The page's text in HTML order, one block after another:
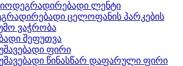
ლენტი
ცელოფანის პარკების
ვაჭრობა
შეფუთვა
ფირი
წინასწარ დაფარული ფირი